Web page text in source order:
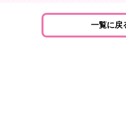
一覧に戻